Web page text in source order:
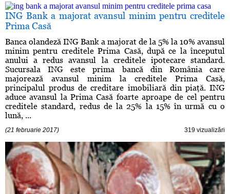
ING Bank a majorat avansul minim pentru creditele
Prima Casă
Banca olandeză ING Bank a majorat de la 5% la 10% avansul
minim pentru creditele Prima Casă, după ce la începutul
anului a redus avansul la creditele ipotecare standard.
Sucursala ING este prima bancă din România care
majorează avansul minim la creditele Prima Casă,
principalul produs de creditare imobiliară din piaţă. ING
aduce avansul la Prima Casă foarte aproape de cel pentru
creditele standard, redus de la 25% la 15% în urmă cu o
lună, ...
(21 februarie 2017) 319 vizualizări